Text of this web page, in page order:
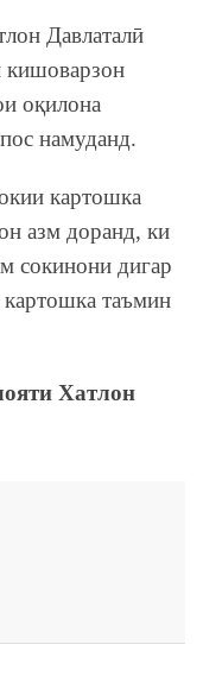
Давлаталӣ
кишоварзон
оқилона
намуданд.
картошка
азм доранд, ки
сокинони дигар
таъмин
Хатлон